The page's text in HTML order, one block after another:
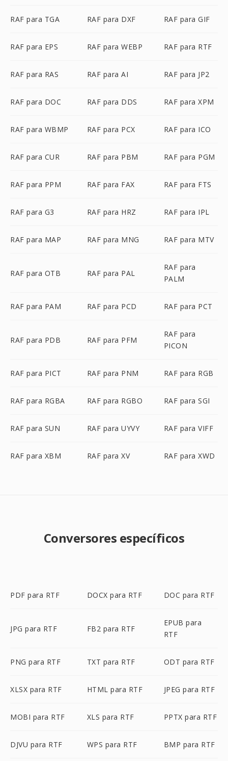
RAF para TGA RAF para DXF RAF para GIF
RAF para EPS RAF para WEBP RAF para RTF
RAF para RAS RAF para AI RAF para JP2
RAF para DOC RAF para DDS RAF para XPM
RAF para WBMP RAF para PCX RAF para ICO
RAF para CUR RAF para PBM RAF para PGM
RAF para PPM RAF para FAX RAF para FTS
RAF para G3 RAF para HRZ RAF para IPL
RAF para MAP RAF para MNG RAF para MTV
RAF para OTB RAF para PAL
RAF para
PALM
RAF para PAM RAF para PCD RAF para PCT
RAF para PDB RAF para PFM
RAF para
PICON
RAF para PICT RAF para PNM RAF para RGB
RAF para RGBA RAF para RGBO RAF para SGI
RAF para SUN RAF para UYVY RAF para VIFF
RAF para XBM RAF para XV RAF para XWD
Conversores específicos
PDF para RTF DOCX para RTF DOC para RTF
JPG para RTF FB2 para RTF
EPUB para
RTF
PNG para RTF TXT para RTF ODT para RTF
XLSX para RTF HTML para RTF JPEG para RTF
MOBI para RTF XLS para RTF PPTX para RTF
DJVU para RTF WPS para RTF BMP para RTF